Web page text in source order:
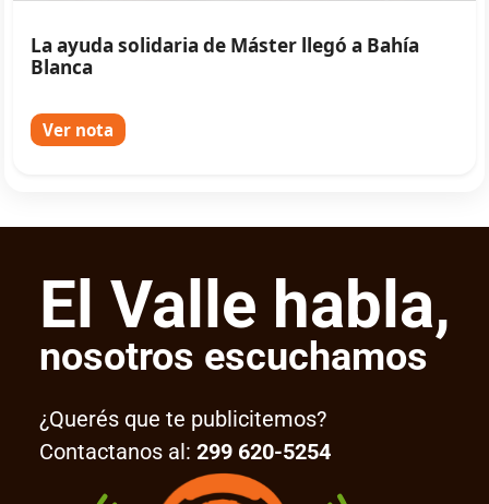
La ayuda solidaria de Máster llegó a Bahía
Blanca
Ver nota
El Valle habla,
nosotros escuchamos
¿Querés que te publicitemos?
Contactanos al: 299 620-5254